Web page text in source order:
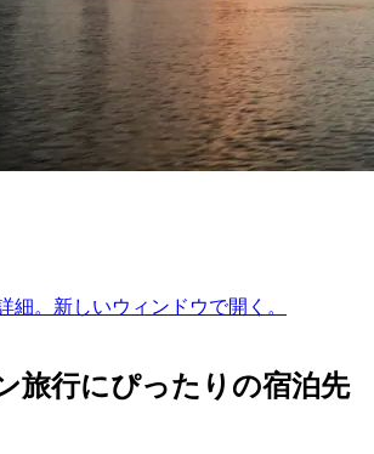
細。新しいウィンドウで開く。
旅行にぴったりの宿泊先